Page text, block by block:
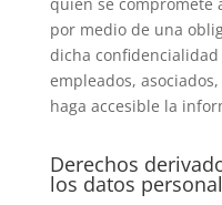
por medio de una
dicha
empleados,
haga accesible la
Derechos
los datos